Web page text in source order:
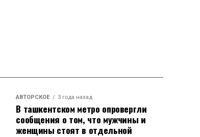
АВТОРСКОЕ 3 года назад
В ташкентском метро опровергли
сообщения о том, что мужчины и
женщины стоят в отдельной